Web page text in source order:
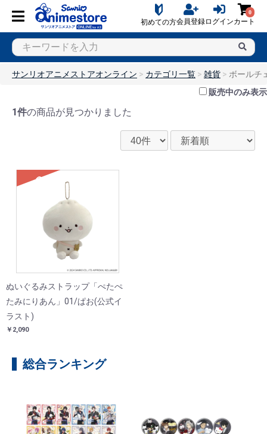
初めての方会員登録ログイン
0
カート
サンリオアニメストアオンライン カテゴリ一覧 雑貨
ボールチ
販売中のみ表示
1件の商品が見つかりました
SOLD
ぬいぐるみストラップ「ぺたぺ
たみにりあん」01/ぱお(公式イ
ラスト)
￥2,090
総合ランキング